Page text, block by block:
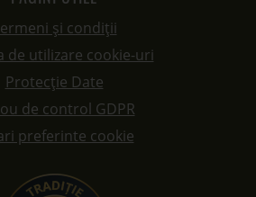
și condiții
de utilizare cookie-uri
Protecție Date
de control GDPR
preferinte cookie